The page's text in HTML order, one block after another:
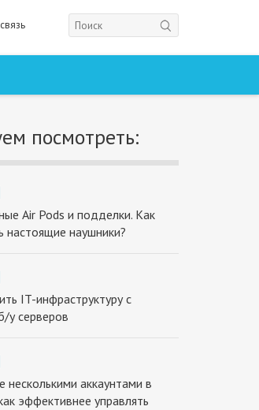
посмотреть:
Air Pods и подделки. Как
настоящие наушники?
IT-инфраструктуру с
серверов
несколькими аккаунтами в
эффективнее управлять